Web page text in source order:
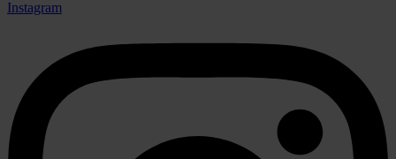
Instagram